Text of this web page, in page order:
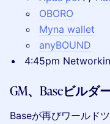
OBORO
Myna wallet
anyBOUND
4:45pm
GM、Baseビルダ
​Baseが再びワールド